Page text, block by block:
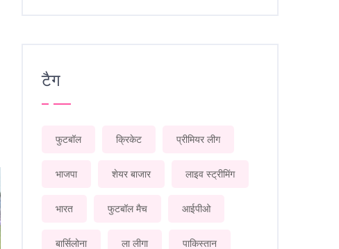
टैग
फुटबॉल क्रिकेट प्रीमियर लीग
भाजपा शेयर बाजार लाइव स्ट्रीमिंग
भारत फुटबॉल मैच आईपीओ
बार्सिलोना ला लीगा पाकिस्तान